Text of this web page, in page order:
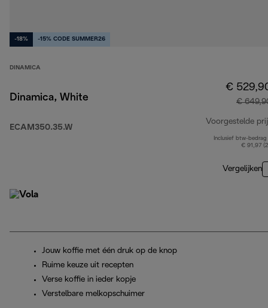
-18% -15% CODE SUMMER26
DINAMICA
Dinamica, White
ECAM350.35.W
€
€
Voorgestelde
Inclusief btw-bedrag
€ 91,97
Vergelijken
Jouw koffie met één druk op de knop
Ruime keuze uit recepten
Verse koffie in ieder kopje
Verstelbare melkopschuimer